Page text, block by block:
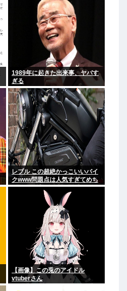
1989年に起きた出来事、ヤバす
ぎる
レブル この超絶かっこいいバイ
クwww問題点は人気すぎてめち
ゃくちゃ乗ってるやついるwww
【画像】この兎のアイドル
vtuberさん